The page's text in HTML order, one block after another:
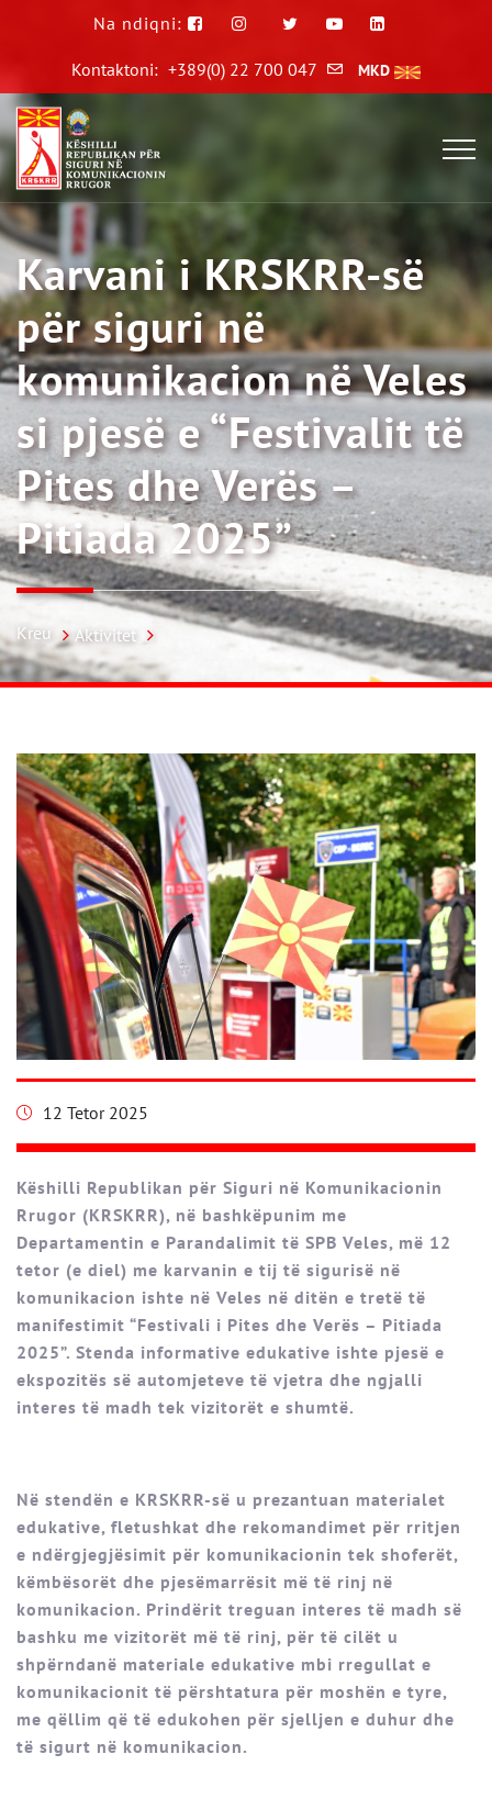
Na ndiqni:
Kontaktoni: +389(0) 22 700 047 MKD
Karvani i KRSKRR-së
për siguri në
komunikacion në Veles
si pjesë e “Festivalit të
Pites dhe Verës –
Pitiada 2025”
Kreu Aktivitet
12 Tetor 2025
Këshilli Republikan për Siguri në Komunikacionin
Rrugor (KRSKRR), në bashkëpunim me
Departamentin e Parandalimit të SPB Veles, më 12
tetor (e diel) me karvanin e tij të sigurisë në
komunikacion ishte në Veles në ditën e tretë të
manifestimit “Festivali i Pites dhe Verës – Pitiada
2025”. Stenda informative edukative ishte pjesë e
ekspozitës së automjeteve të vjetra dhe ngjalli
interes të madh tek vizitorët e shumtë.
Në stendën e KRSKRR-së u prezantuan materialet
edukative, fletushkat dhe rekomandimet për rritjen
e ndërgjegjësimit për komunikacionin tek shoferët,
këmbësorët dhe pjesëmarrësit më të rinj në
komunikacion. Prindërit treguan interes të madh së
bashku me vizitorët më të rinj, për të cilët u
shpërndanë materiale edukative mbi rregullat e
komunikacionit të përshtatura për moshën e tyre,
me qëllim që të edukohen për sjelljen e duhur dhe
të sigurt në komunikacion.